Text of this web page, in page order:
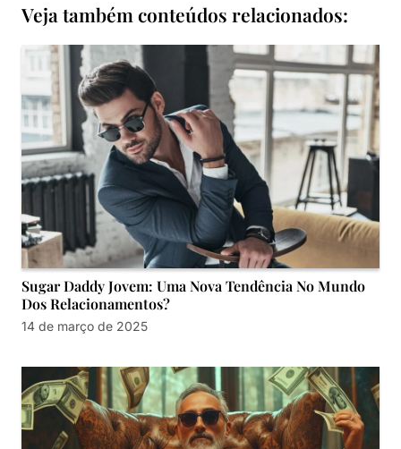
Veja também conteúdos relacionados:
Sugar Daddy Jovem: Uma Nova Tendência No Mundo
Dos Relacionamentos?
14 de março de 2025